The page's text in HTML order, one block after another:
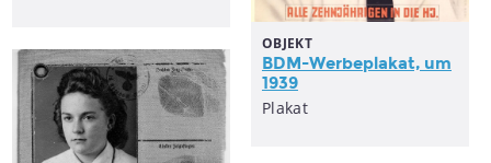
OBJEKT
BDM-Werbeplakat, um
1939
Plakat